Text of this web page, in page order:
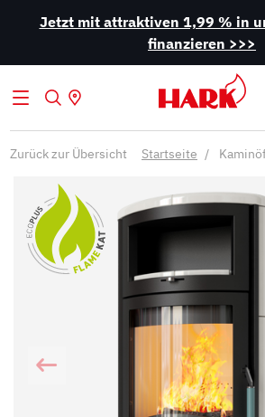
Jetzt mit attraktiven 1,99 % in
finanzieren >>>
Zurück zur Übersicht Startseite